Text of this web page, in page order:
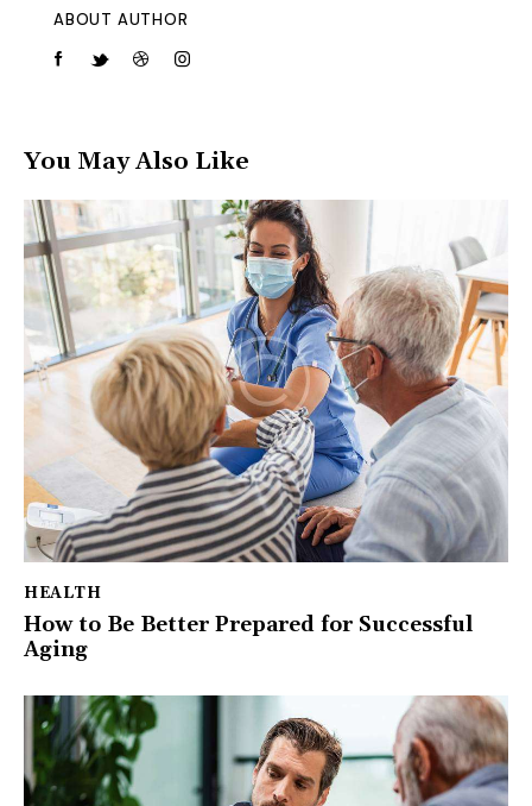
ABOUT AUTHOR
You May Also Like
HEALTH
How to Be Better Prepared for Successful
Aging